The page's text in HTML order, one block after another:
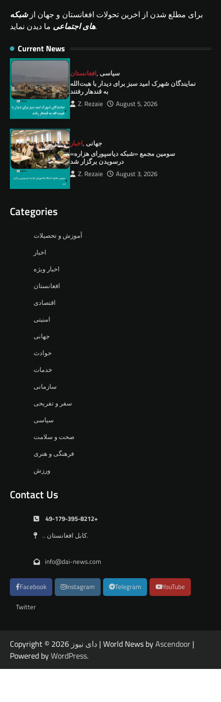
برای مطلع شدن از اخرین تحولات افغانستان و جهان ازشبکه
های اجتماعیما دیدن نماید.
Current News
افغانستان, سیاسی
نمايندگان شهرک امید سبز برای دیدار با هبت‌الله
به قندهار رفتند
Z. Rezaie August 5, 2026
اخبار, جهانی
سومین مجمع «شبکه دیاسپورای هزاره»
درسویدن برگزار شد
Z. Rezaie August 3, 2026
Categories
آموزش و تحصیلات
اخبار
اخبار ویژه
افغانستان
اقتصادی
امنیتی
جهانی
حوادث
خدمات
سازمانی
سفر و تفریحی
سیاسی
صحت و سلامت
فرهنگی و هنری
ورزش
Contact Us
49-179-395-8212+
.. کابل افغانستان.
info@dai-news.com
Facebook Instagram Telegram YouTube
Twitter
Copyright © 2026 دای نیوز | World News byAscendoor |
Powered byWordPress.